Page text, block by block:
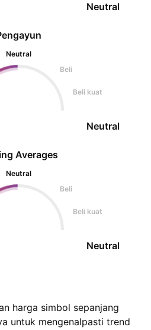
Neutral
Beli
Beli kuat
Neutral
Neutral
Averages
Neutral
Beli
Beli kuat
Neutral
harga simbol sepanjang
untuk mengenalpasti trend